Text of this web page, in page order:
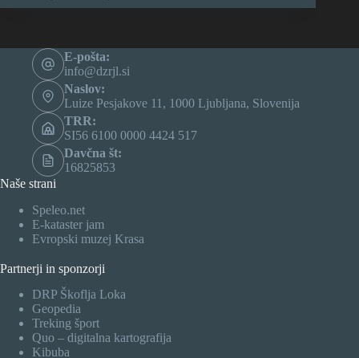
E-pošta:
info@dzrjl.si
Naslov:
Luize Pesjakove 11, 1000 Ljubljana, Slovenija
TRR:
SI56 6100 0000 4424 517
Davčna št:
16825853
Naše strani
Speleo.net
E-kataster jam
Evropski muzej Krasa
Partnerji in sponzorji
DRP Škoflja Loka
Geopedia
Treking šport
Quo – digitalna kartografija
Kibuba